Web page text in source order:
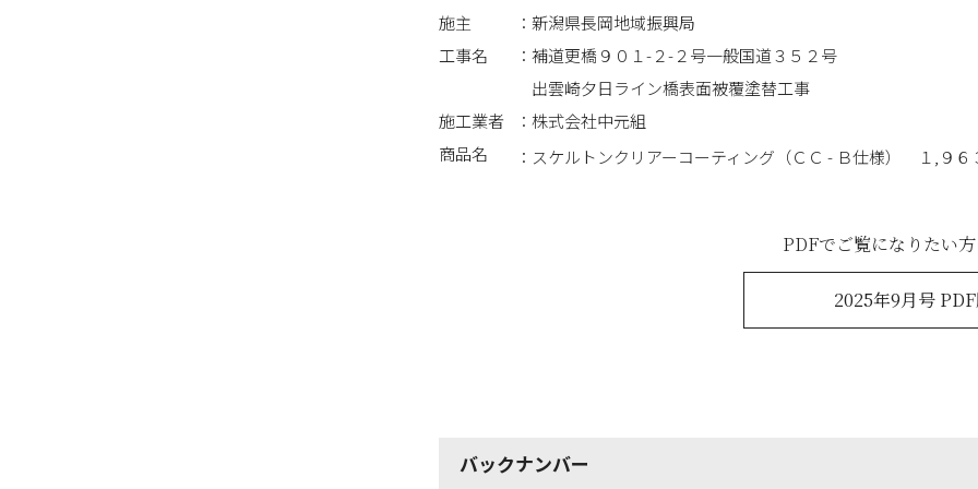
施主
新潟県長岡地域振興局
工事名
補道更橋９０１-２-２号一般国道３５２号
出雲崎夕日ライン橋表面被覆塗替工事
施工業者
株式会社中元組
商品名
スケルトンクリアーコーティング（ＣＣ - Ｂ仕様） １,９６
PDFでご覧になりたい
2025年9月号
バックナンバー